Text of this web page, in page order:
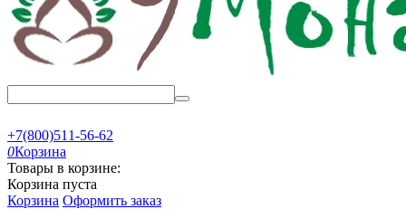
+7(800)511-56-62
0Корзина
Товары в корзине:
Корзина пуста
Корзина Оформить заказ